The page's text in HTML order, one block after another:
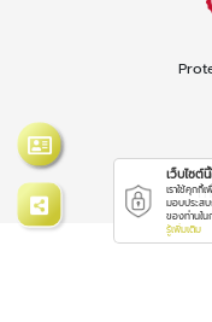
เว็บไซต์
เราใช้คุกกี้
มอบประส
ของท่านใน
รู้เพิ่มเติม